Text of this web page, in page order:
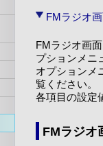
FMラジオ
FMラジオ画
プションメニ
オプションメ
覧ください。
各項目の設定
FMラジオ